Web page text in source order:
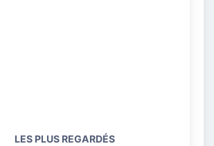
LES PLUS REGARDÉS